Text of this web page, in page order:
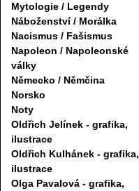
Mytologie / Legendy
Náboženství / Morálka
Nacismus / Fašismus
Napoleon / Napoleonské
války
Německo / Němčina
Norsko
Noty
Oldřich Jelínek - grafika,
ilustrace
Oldřich Kulhánek - grafika,
ilustrace
Olga Pavalová - grafika,